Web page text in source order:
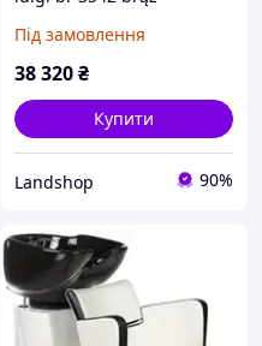
Під замовлення
38 320₴
Купити
Landshop 90%